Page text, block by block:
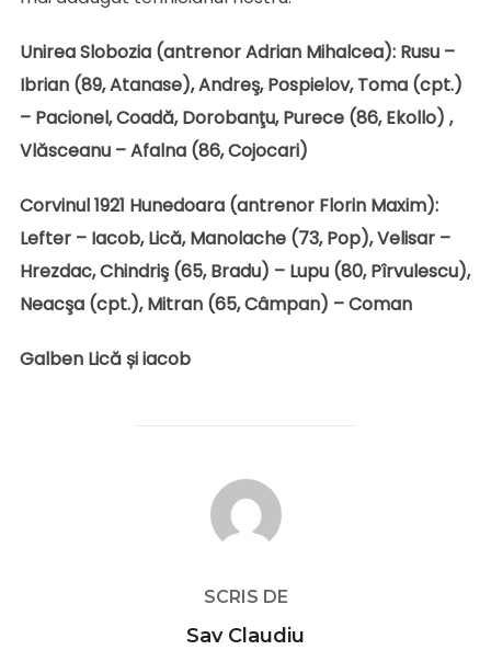
Unirea Slobozia (antrenor Adrian Mihalcea): Rusu –
Ibrian (89, Atanase), Andreş, Pospielov, Toma (cpt.)
– Pacionel, Coadă, Dorobanţu, Purece (86, Ekollo) ,
Vlăsceanu – Afalna (86, Cojocari)
Corvinul 1921 Hunedoara (antrenor Florin Maxim):
Lefter – Iacob, Lică, Manolache (73, Pop), Velisar –
Hrezdac, Chindriş (65, Bradu) – Lupu (80, Pîrvulescu),
Neacşa (cpt.), Mitran (65, Câmpan) – Coman
Galben Lică și iacob
AUTOR ARTICOL
SCRIS DE
Sav Claudiu